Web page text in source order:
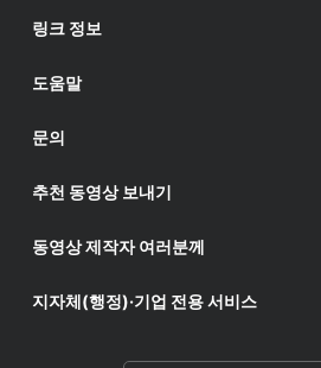
링크 정보
도움말
문의
추천 동영상 보내기
동영상 제작자 여러분께
지자체(행정)·기업 전용 서비스